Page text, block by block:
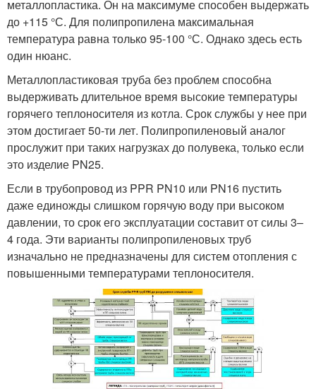
металлопластика. Он на максимуме способен выдержать
до +115 °С. Для полипропилена максимальная
температура равна только 95-100 °С. Однако здесь есть
один нюанс.
Металлопластиковая труба без проблем способна
выдерживать длительное время высокие температуры
горячего теплоносителя из котла. Срок службы у нее при
этом достигает 50-ти лет. Полипропиленовый аналог
прослужит при таких нагрузках до полувека, только если
это изделие PN25.
Если в трубопровод из PPR PN10 или PN16 пустить
даже единожды слишком горячую воду при высоком
давлении, то срок его эксплуатации составит от силы 3–
4 года. Эти варианты полипропиленовых труб
изначально не предназначены для систем отопления с
повышенными температурами теплоносителя.